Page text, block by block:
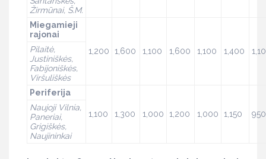
Žirmūnai, Š.M.
Miegamieji
rajonai
1,200
1,600 1,100 1,600 1,100 1,400
Pilaitė,
Justiniškės,
Fabijoniškės,
Viršuliškės
Periferija
1,100 1,300 1,000 1,200 1,000 1,150 950
Naujoji Vilnia,
Paneriai,
Grigiškės,
Naujininkai